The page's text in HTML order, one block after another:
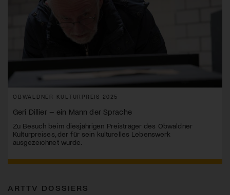
OBWALDNER KULTURPREIS 2025
Geri Dillier – ein Mann der Sprache
Zu Besuch beim diesjährigen Preisträger des Obwaldner
Kulturpreises, der für sein kulturelles Lebenswerk
ausgezeichnet wurde.
ARTTV DOSSIERS